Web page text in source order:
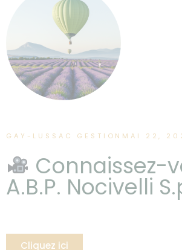
GAY-LUSSAC GESTION MAI 22,
Connaissez-
A.B.P. Nocivelli
Cliquez ici